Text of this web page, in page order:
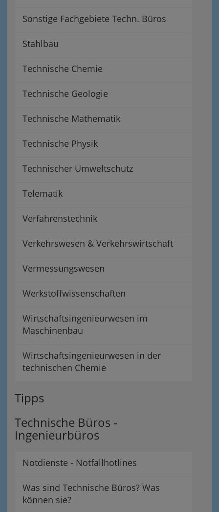
Sonstige Fachgebiete Techn. Büros
Stahlbau
Technische Chemie
Technische Geologie
Technische Mathematik
Technische Physik
Technischer Umweltschutz
Telematik
Verfahrenstechnik
Verkehrswesen & Verkehrswirtschaft
Vermessungswesen
Werkstoffwissenschaften
Wirtschaftsingenieurwesen im
Maschinenbau
Wirtschaftsingenieurwesen in der
technischen Chemie
Tipps
Technische Büros -
Ingenieurbüros
Notdienste - Notfallhotlines
Was sind Technische Büros? Was
können sie?